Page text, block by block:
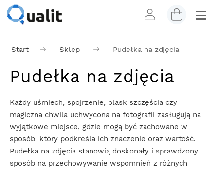
Start Sklep Pudełka na zdjęcia
Pudełka na zdjęcia
Każdy uśmiech, spojrzenie, blask szczęścia czy
magiczna chwila uchwycona na fotografii zasługują na
wyjątkowe miejsce, gdzie mogą być zachowane w
sposób, który podkreśla ich znaczenie oraz wartość.
Pudełka na zdjęcia stanowią doskonały i sprawdzony
sposób na przechowywanie wspomnień z różnych